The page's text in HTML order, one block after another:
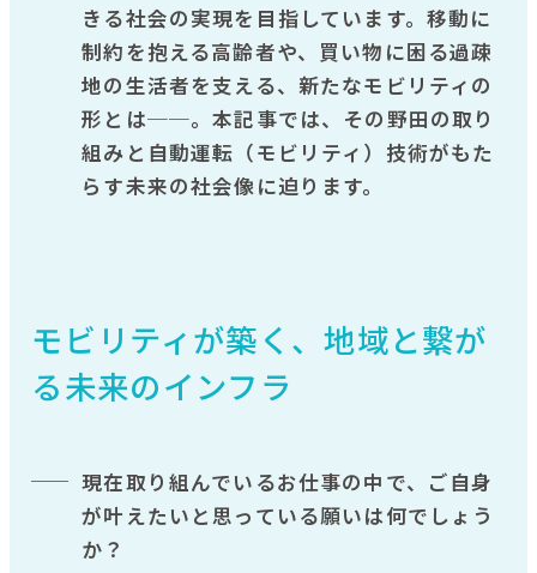
きる社会の実現を目指しています。移動に
制約を抱える高齢者や、買い物に困る過疎
地の生活者を支える、新たなモビリティの
形とは──。本記事では、その野田の取り
組みと自動運転（モビリティ）技術がもた
らす未来の社会像に迫ります。
モビリティが築く、地域と繋が
る未来のインフラ
現在取り組んでいるお仕事の中で、ご自身
が叶えたいと思っている願いは何でしょう
か？